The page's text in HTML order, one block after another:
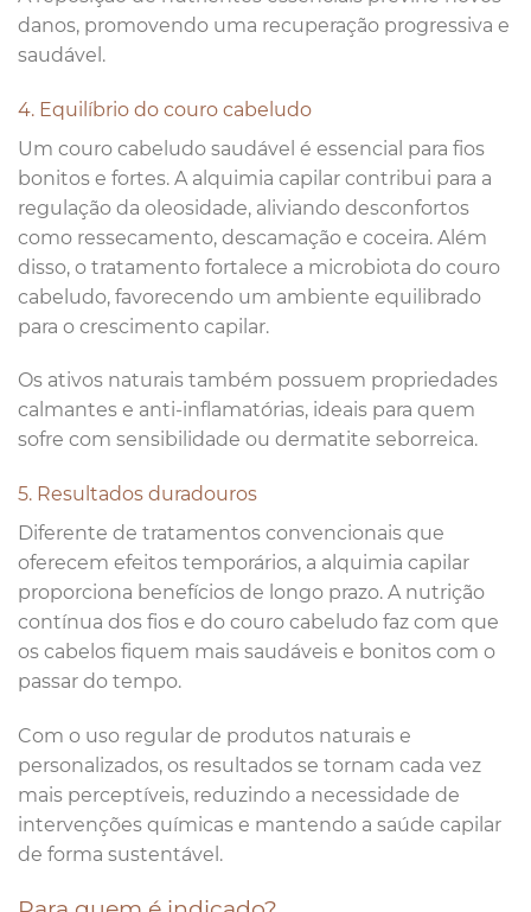
danos, promovendo uma recuperação progressiva e
saudável.
4. Equilíbrio do couro cabeludo
Um couro cabeludo saudável é essencial para fios
bonitos e fortes. A alquimia capilar contribui para a
regulação da oleosidade, aliviando desconfortos
como ressecamento, descamação e coceira. Além
disso, o tratamento fortalece a microbiota do couro
cabeludo, favorecendo um ambiente equilibrado
para o crescimento capilar.
Os ativos naturais também possuem propriedades
calmantes e anti-inflamatórias, ideais para quem
sofre com sensibilidade ou dermatite seborreica.
5. Resultados duradouros
Diferente de tratamentos convencionais que
oferecem efeitos temporários, a alquimia capilar
proporciona benefícios de longo prazo. A nutrição
contínua dos fios e do couro cabeludo faz com que
os cabelos fiquem mais saudáveis e bonitos com o
passar do tempo.
Com o uso regular de produtos naturais e
personalizados, os resultados se tornam cada vez
mais perceptíveis, reduzindo a necessidade de
intervenções químicas e mantendo a saúde capilar
de forma sustentável.